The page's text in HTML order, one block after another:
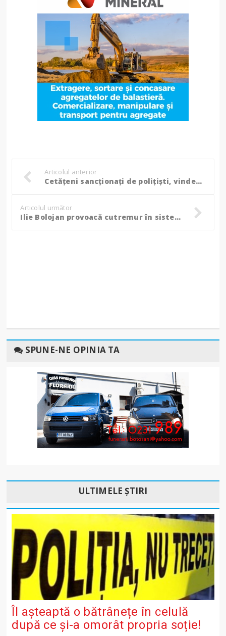
Articolul anterior
Cetățeni sancționați de polițiști, vindeau haine într-o parcare din Botoșani!
Articolul următor
Ilie Bolojan provoacă cutremur în sistem: A cerut înghețarea pensiilor și salariilor!
SPUNE-NE OPINIA TA
ULTIMELE ȘTIRI
Îl așteaptă o bătrânețe în celulă
după ce și-a omorât propria soție!